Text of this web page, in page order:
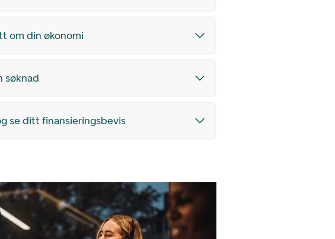
om din økonomi
søknad
se ditt finansieringsbevis